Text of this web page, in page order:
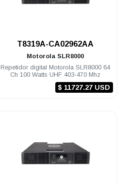
T8319A-CA02962AA
Motorola SLR8000
Repetidor digital Motorola SLR8000 64
Ch 100 Watts UHF 403-470 Mhz
$ 11727.27 USD